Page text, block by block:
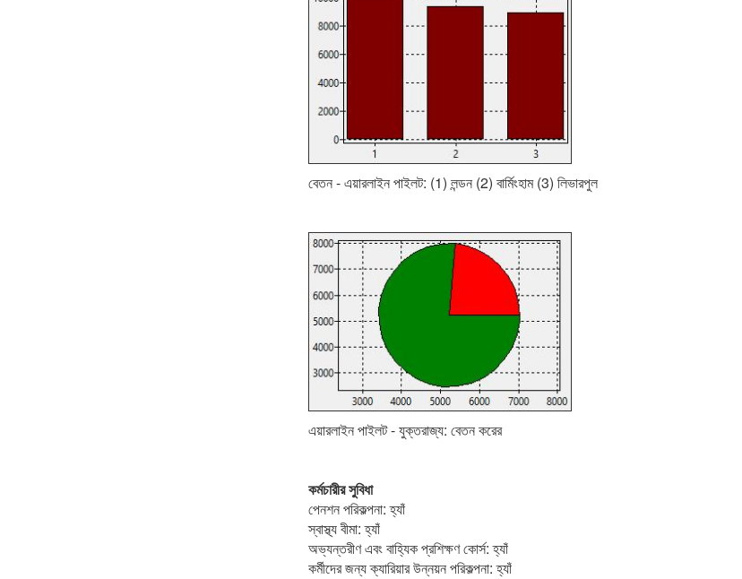
বেতন - এয়ারলাইন পাইলট: (1) লন্ডন (2) বার্মিংহাম (3) লিভারপুল
এয়ারলাইন পাইলট - যুক্তরাজ্য: বেতন করের
কর্মচারীর সুবিধা
পেনশন পরিকল্পনা: হ্যাঁ
স্বাস্থ্য বীমা: হ্যাঁ
অভ্যন্তরীণ এবং বাহ্যিক প্রশিক্ষণ কোর্স: হ্যাঁ
কর্মীদের জন্য ক্যারিয়ার উন্নয়ন পরিকল্পনা: হ্যাঁ